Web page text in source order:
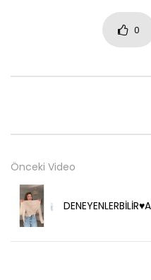
0
Önceki Video